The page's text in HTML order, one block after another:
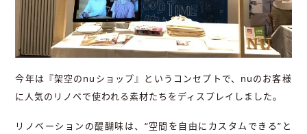
今年は『架空のnuショップ』というコンセプトで、nuのお客様
に人気のリノベで使われる素材たちをディスプレイしました。
リノベーションの醍醐味は、“空間を自由にカスタムできる”と